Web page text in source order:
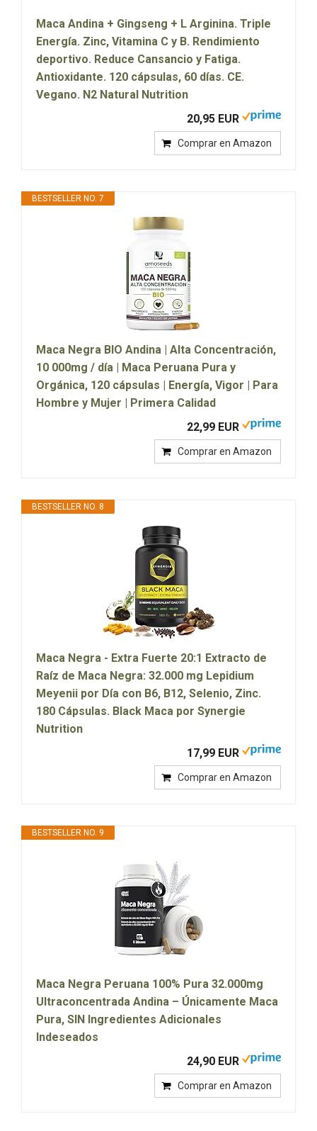
Maca Andina + Gingseng + L Arginina. Triple
Energía. Zinc, Vitamina C y B. Rendimiento
deportivo. Reduce Cansancio y Fatiga.
Antioxidante. 120 cápsulas, 60 días. CE.
Vegano. N2 Natural Nutrition
20,95 EUR
Comprar en Amazon
BESTSELLER NO. 7
Maca Negra BIO Andina | Alta Concentración,
10 000mg / día | Maca Peruana Pura y
Orgánica, 120 cápsulas | Energía, Vigor | Para
Hombre y Mujer | Primera Calidad
22,99 EUR
Comprar en Amazon
BESTSELLER NO. 8
Maca Negra - Extra Fuerte 20:1 Extracto de
Raíz de Maca Negra: 32.000 mg Lepidium
Meyenii por Día con B6, B12, Selenio, Zinc.
180 Cápsulas. Black Maca por Synergie
Nutrition
17,99 EUR
Comprar en Amazon
BESTSELLER NO. 9
Maca Negra Peruana 100% Pura 32.000mg
Ultraconcentrada Andina – Únicamente Maca
Pura, SIN Ingredientes Adicionales
Indeseados
24,90 EUR
Comprar en Amazon